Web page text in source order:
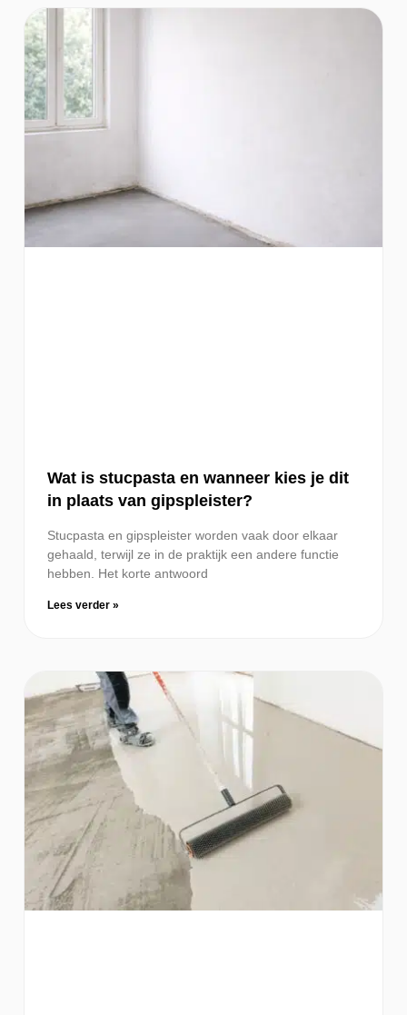
Wat is stucpasta en wanneer kies je dit
in plaats van gipspleister?
Stucpasta en gipspleister worden vaak door elkaar
gehaald, terwijl ze in de praktijk een andere functie
hebben. Het korte antwoord
Lees verder »